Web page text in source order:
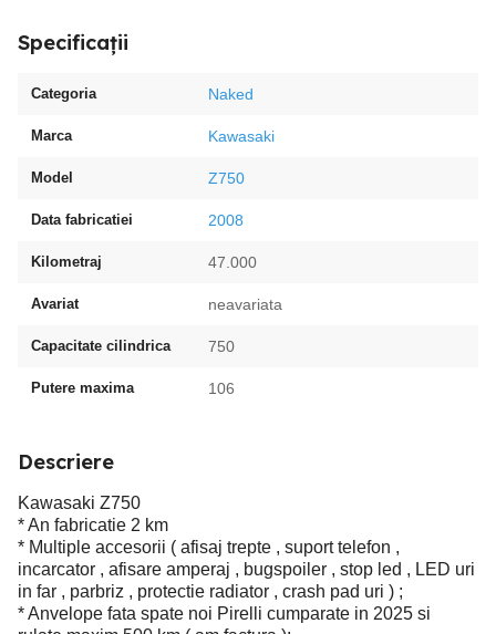
Specificații
Categoria Naked
Marca Kawasaki
Model Z750
Data fabricatiei 2008
Kilometraj 47.000
Avariat neavariata
Capacitate cilindrica 750
Putere maxima 106
Descriere
Kawasaki Z750
* An fabricatie 2 km
* Multiple accesorii ( afisaj trepte , suport telefon ,
incarcator , afisare amperaj , bugspoiler , stop led , LED uri
in far , parbriz , protectie radiator , crash pad uri ) ;
* Anvelope fata spate noi Pirelli cumparate in 2025 si